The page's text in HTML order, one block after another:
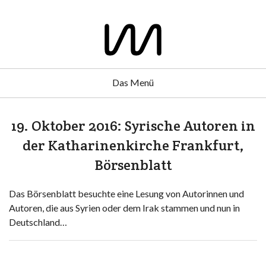
Das Menü
19. Oktober 2016: Syrische Autoren in
der Katharinenkirche Frankfurt,
Börsenblatt
Das Börsenblatt besuchte eine Lesung von Autorinnen und
Autoren, die aus Syrien oder dem Irak stammen und nun in
Deutschland…